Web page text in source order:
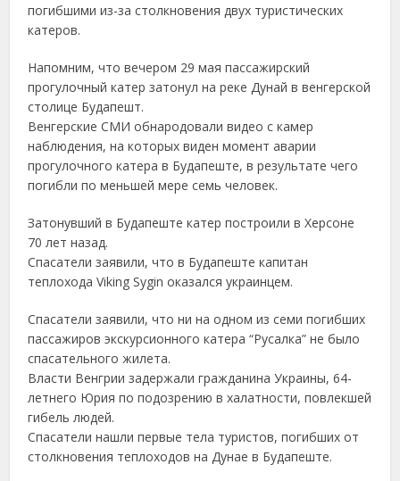
погибшими из-за столкновения двух туристических
катеров.
Напомним, что вечером 29 мая пассажирский
прогулочный катер затонул на реке Дунай в венгерской
столице Будапешт.
Венгерские СМИ обнародовали видео с камер
наблюдения, на которых виден момент аварии
прогулочного катера в Будапеште, в результате чего
погибли по меньшей мере семь человек.
Затонувший в Будапеште катер построили в Херсоне
70 лет назад.
Спасатели заявили, что в Будапеште капитан
теплохода Viking Sygin оказался украинцем.
Спасатели заявили, что ни на одном из семи погибших
пассажиров экскурсионного катера “Русалка” не было
спасательного жилета.
Власти Венгрии задержали гражданина Украины, 64-
летнего Юрия по подозрению в халатности, повлекшей
гибель людей.
Спасатели нашли первые тела туристов, погибших от
столкновения теплоходов на Дунае в Будапеште.